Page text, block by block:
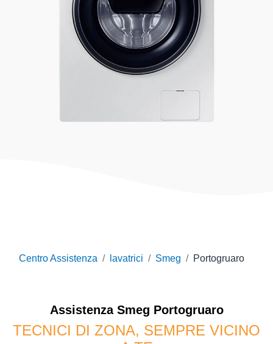
Centro Assistenza lavatrici Smeg Portogruaro
Assistenza Smeg Portogruaro
TECNICI DI ZONA, SEMPRE VICINO